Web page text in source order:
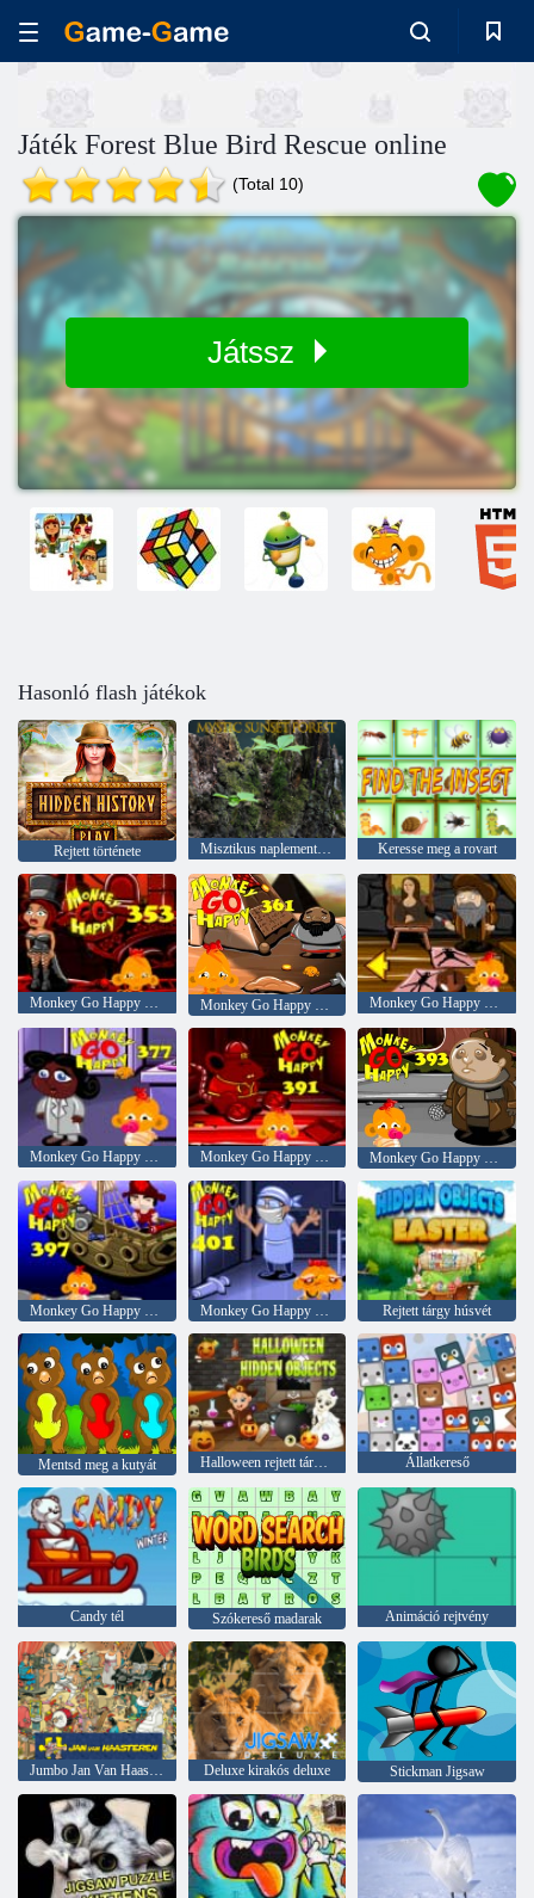
Játék Forest Blue Bird Rescue online
(Total 10)
Játssz
Hasonló flash játékok
Rejtett története Misztikus naplemente erdő Keresse meg a rovart
Monkey Go Happy Stage 353 Monkey Go Happy Stage 371
Monkey Go Happy Stage 377 Monkey Go Happy Stage 391 Monkey Go Happy Stage 393
Monkey Go Happy Stage 397 Monkey Go Happy Stage 401 Rejtett tárgy húsvét
Mentsd meg a kutyát Halloween rejtett tárgyak Állatkereső
Candy tél Szókereső madarak Animáció rejtvény
Jumbo Jan Van Haasteren Deluxe kirakós deluxe Stickman Jigsaw